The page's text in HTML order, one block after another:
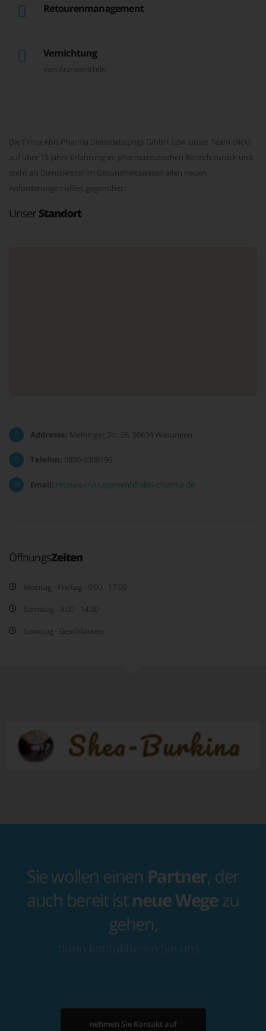
Retourenmanagement
Vernichtung
von Arzneimitteln
Die Firma Abis Pharma Dienstleistungs GmbH bzw. unser Team blickt
auf über 15 Jahre Erfahrung im pharmazeutischen Bereich zurück und
steht als Dienstleister im Gesundheitswesen allen neuen
Anforderungen offen gegenüber.
Unser Standort
Addresse: Meininger Str. 26, 98634 Wasungen
Telefon: 0800-3308196
Email: retoure-management@abis-pharma.de
ÖffnungsZeiten
Montag - Freitag - 9.00 - 17.00
Samstag - 9.00 - 14.00
Sonntag - Geschlossen
Sie wollen einen Partner, der
auch bereit ist neue Wegezu
gehen,
dann kontaktieren Sie uns…
nehmen Sie Kontakt auf